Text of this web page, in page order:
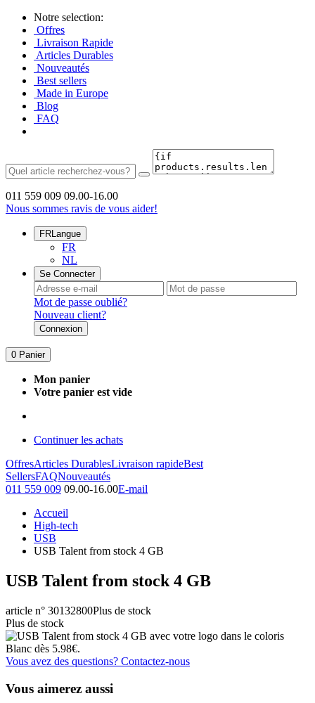
Notre selection:
Offres
Livraison Rapide
Articles Durables
Nouveautés
Best sellers
Made in Europe
Blog
FAQ
011 559 009 09.00-16.00
Nous sommes ravis de vous aider!
FRLangue
FR
NL
Se Connecter
Mot de passe oublié?
Nouveau client?
Connexion
0 Panier
Mon panier
Votre panier est vide
Continuer les achats
OffresArticles DurablesLivraison rapideBest
SellersFAQNouveautés
011 559 009 09.00-16.00E-mail
Accueil
High-tech
USB
USB Talent from stock 4 GB
USB Talent from stock 4 GB
article n° 30132800Plus de stock
Plus de stock
Vous avez des questions? Contactez-nous
Vous aimerez aussi